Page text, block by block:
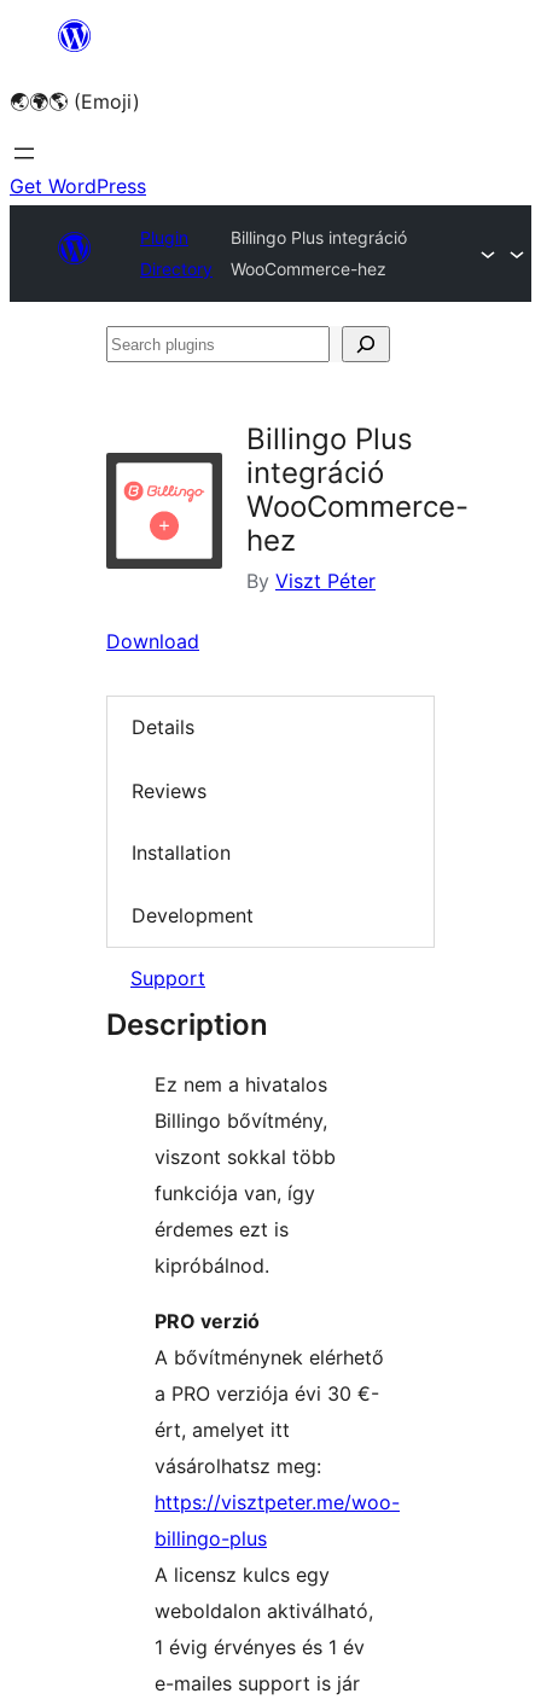
content
🌏🌍🌎 (Emoji)
Get WordPress
Plugin
Directory
Billingo Plus integráció
WooCommerce-hez
Search
Billingo Plus
integráció
WooCommerce-
hez
By Viszt Péter
Download
Details
Reviews
Installation
Development
Support
Description
Ez nem a hivatalos
Billingo bővítmény,
viszont sokkal több
funkciója van, így
érdemes ezt is
kipróbálnod.
PRO verzió
A bővítménynek elérhető
a PRO verziója évi 30 €-
ért, amelyet itt
vásárolhatsz meg:
https://visztpeter.me/woo-
billingo-plus
A licensz kulcs egy
weboldalon aktiválható,
1 évig érvényes és 1 év
e-mailes support is jár